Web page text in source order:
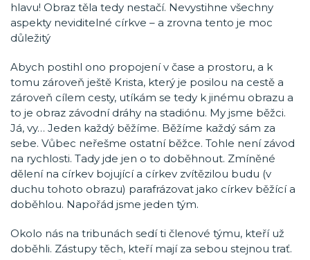
hlavu! Obraz těla tedy nestačí. Nevystihne všechny
aspekty neviditelné církve – a zrovna tento je moc
důležitý
Abych postihl ono propojení v čase a prostoru, a k
tomu zároveň ještě Krista, který je posilou na cestě a
zároveň cílem cesty, utíkám se tedy k jinému obrazu a
to je obraz závodní dráhy na stadiónu. My jsme běžci.
Já, vy… Jeden každý běžíme. Běžíme každý sám za
sebe. Vůbec neřešme ostatní běžce. Tohle není závod
na rychlosti. Tady jde jen o to doběhnout. Zmíněné
dělení na církev bojující a církev zvítězilou budu (v
duchu tohoto obrazu) parafrázovat jako církev běžící a
doběhlou. Napořád jsme jeden tým.
Okolo nás na tribunách sedí ti členové týmu, kteří už
doběhli. Zástupy těch, kteří mají za sebou stejnou trať.